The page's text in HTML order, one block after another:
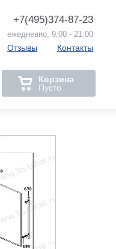
+7(495)374-87-23
ежедневно, 9:00 - 21:00
Отзывы Контакты
Корзина
Пусто